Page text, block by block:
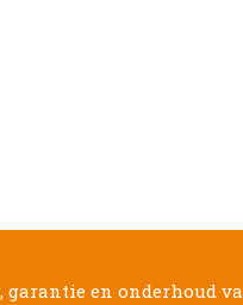
en onderhoud